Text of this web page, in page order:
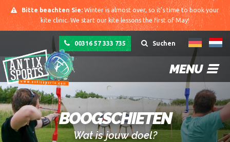
Bitte beachten Sie: Winter is almost over, so it's time to book your
kite clinic. We start our kite lessons the first of May!
Suchen
00316 57 333 735
MENU
BOOGSCHIETEN
Wat is jouw doel?